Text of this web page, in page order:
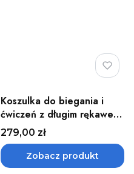
Koszulka do biegania i
ćwiczeń z długim rękawem
damska Wingtech CEP
Cena
279,00 zł
Zobacz produkt